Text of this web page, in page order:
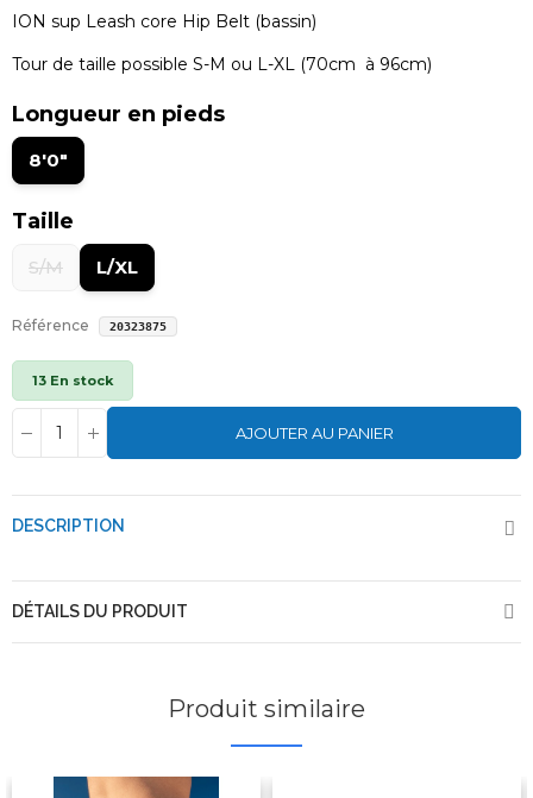
ION sup Leash core Hip Belt (bassin)
Tour de taille possible S-M ou L-XL (70cm à 96cm)
Longueur en pieds
8'0"
Taille
S/M L/XL
Référence 20323875
13 En stock
AJOUTER AU PANIER
DESCRIPTION
DÉTAILS DU PRODUIT
Produit similaire